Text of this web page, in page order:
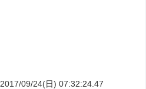
2017/09/24(日) 07:32:24.47